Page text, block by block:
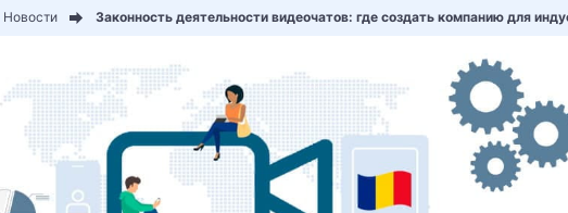
Новости Законность деятельности видеочатов: где создать компанию для